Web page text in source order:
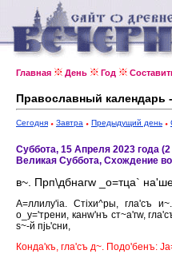
Главная День Год
Православный календарь
Сегодня Завтра Предыдущий день
Суббота, 15 Апреля 2023 года
Великая Суббота, Схождение
в~. Прп\дбнагw _о=тца`
А=ллилу'iа. Стiхи^ры, гла'съ
о_у='трени, канw'нъ ст~а'гw,
s~-й пjь'сни,
Конда'къ, гла'съ д~. Подо'бенъ: